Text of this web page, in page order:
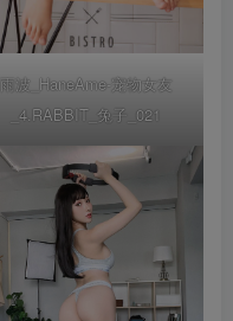
雨波_HaneAme-宠物女友
_4.RABBIT_兔子_021